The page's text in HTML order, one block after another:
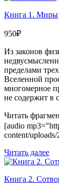
Книга 1. Миры
950₽
Из законов
пределами
Вселенной
многомерное
не содержит в
Читать
[audio
content/
Читать далее
Книга 2.